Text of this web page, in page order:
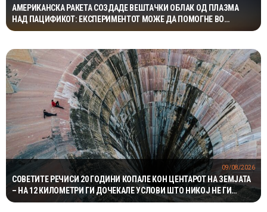
АМЕРИКАНСКА РАКЕТА СОЗДАДЕ ВЕШТАЧКИ ОБЛАК ОД ПЛАЗМА
НАД ПАЦИФИКОТ: ЕКСПЕРИМЕНТОТ МОЖЕ ДА ПОМОГНЕ ВО
ЗАШТИТАТА НА САТЕЛИТИТЕ
СОВЕТИТЕ РЕЧИСИ 20 ГОДИНИ КОПАЛЕ КОН ЦЕНТАРОТ НА ЗЕМЈАТА
– НА 12 КИЛОМЕТРИ ГИ ДОЧЕКАЛЕ УСЛОВИ ШТО НИКОЈ НЕ ГИ
ОЧЕКУВАЛ
09/08/2026